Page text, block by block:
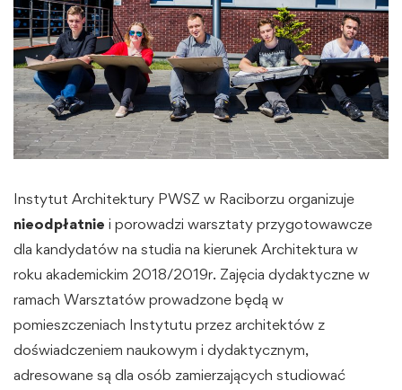
Instytut Architektury PWSZ w Raciborzu organizuje
nieodpłatnie i porowadzi warsztaty przygotowawcze
dla kandydatów na studia na kierunek Architektura w
roku akademickim 2018/2019r. Zajęcia dydaktyczne w
ramach Warsztatów prowadzone będą w
pomieszczeniach Instytutu przez architektów z
doświadczeniem naukowym i dydaktycznym,
adresowane są dla osób zamierzających studiować